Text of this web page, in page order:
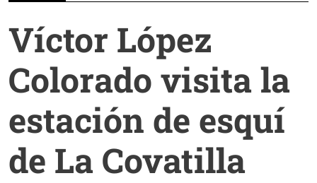
Víctor López
Colorado visita la
estación de esquí
de La Covatilla